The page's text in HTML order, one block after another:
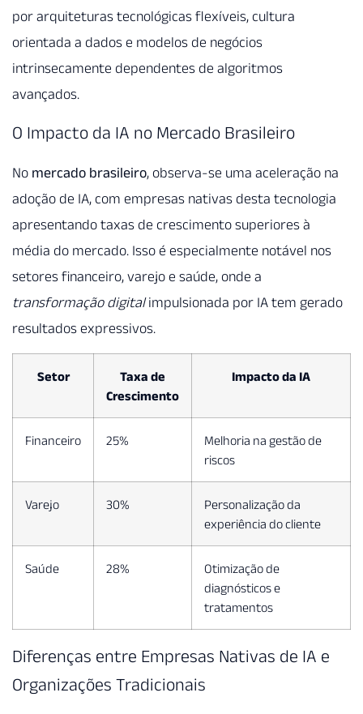
por arquiteturas tecnológicas flexíveis, cultura
orientada a dados e modelos de negócios
intrinsecamente dependentes de algoritmos
avançados.
O Impacto da IA no Mercado Brasileiro
No mercado brasileiro, observa-se uma aceleração na
adoção de IA, com empresas nativas desta tecnologia
apresentando taxas de crescimento superiores à
média do mercado. Isso é especialmente notável nos
setores financeiro, varejo e saúde, onde a
transformação digitalimpulsionada por IA tem gerado
resultados expressivos.
Setor
Taxa de
Crescimento
Impacto da IA
Financeiro 25%
Melhoria na gestão de
riscos
Varejo 30%
Personalização da
experiência do cliente
Saúde 28%
Otimização de
diagnósticos e
tratamentos
Diferenças entre Empresas Nativas de IA e
Organizações Tradicionais